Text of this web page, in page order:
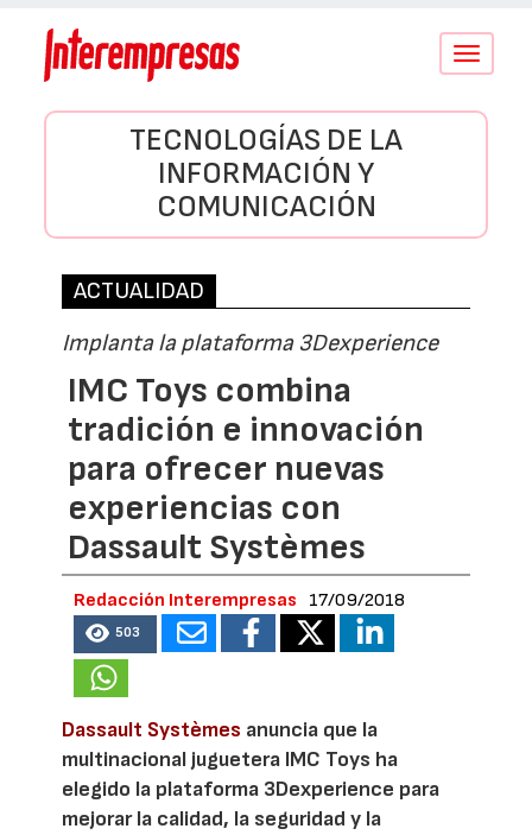
Conmutar
TECNOLOGÍAS DE LA
INFORMACIÓN Y
COMUNICACIÓN
ACTUALIDAD
Implanta la plataforma 3Dexperience
IMC Toys combina
tradición e innovación
para ofrecer nuevas
experiencias con
Dassault Systèmes
Redacción Interempresas 17/09/2018
503
Dassault Systèmes anuncia que la
multinacional juguetera IMC Toys ha
elegido la plataforma 3Dexperience para
mejorar la calidad, la seguridad y la